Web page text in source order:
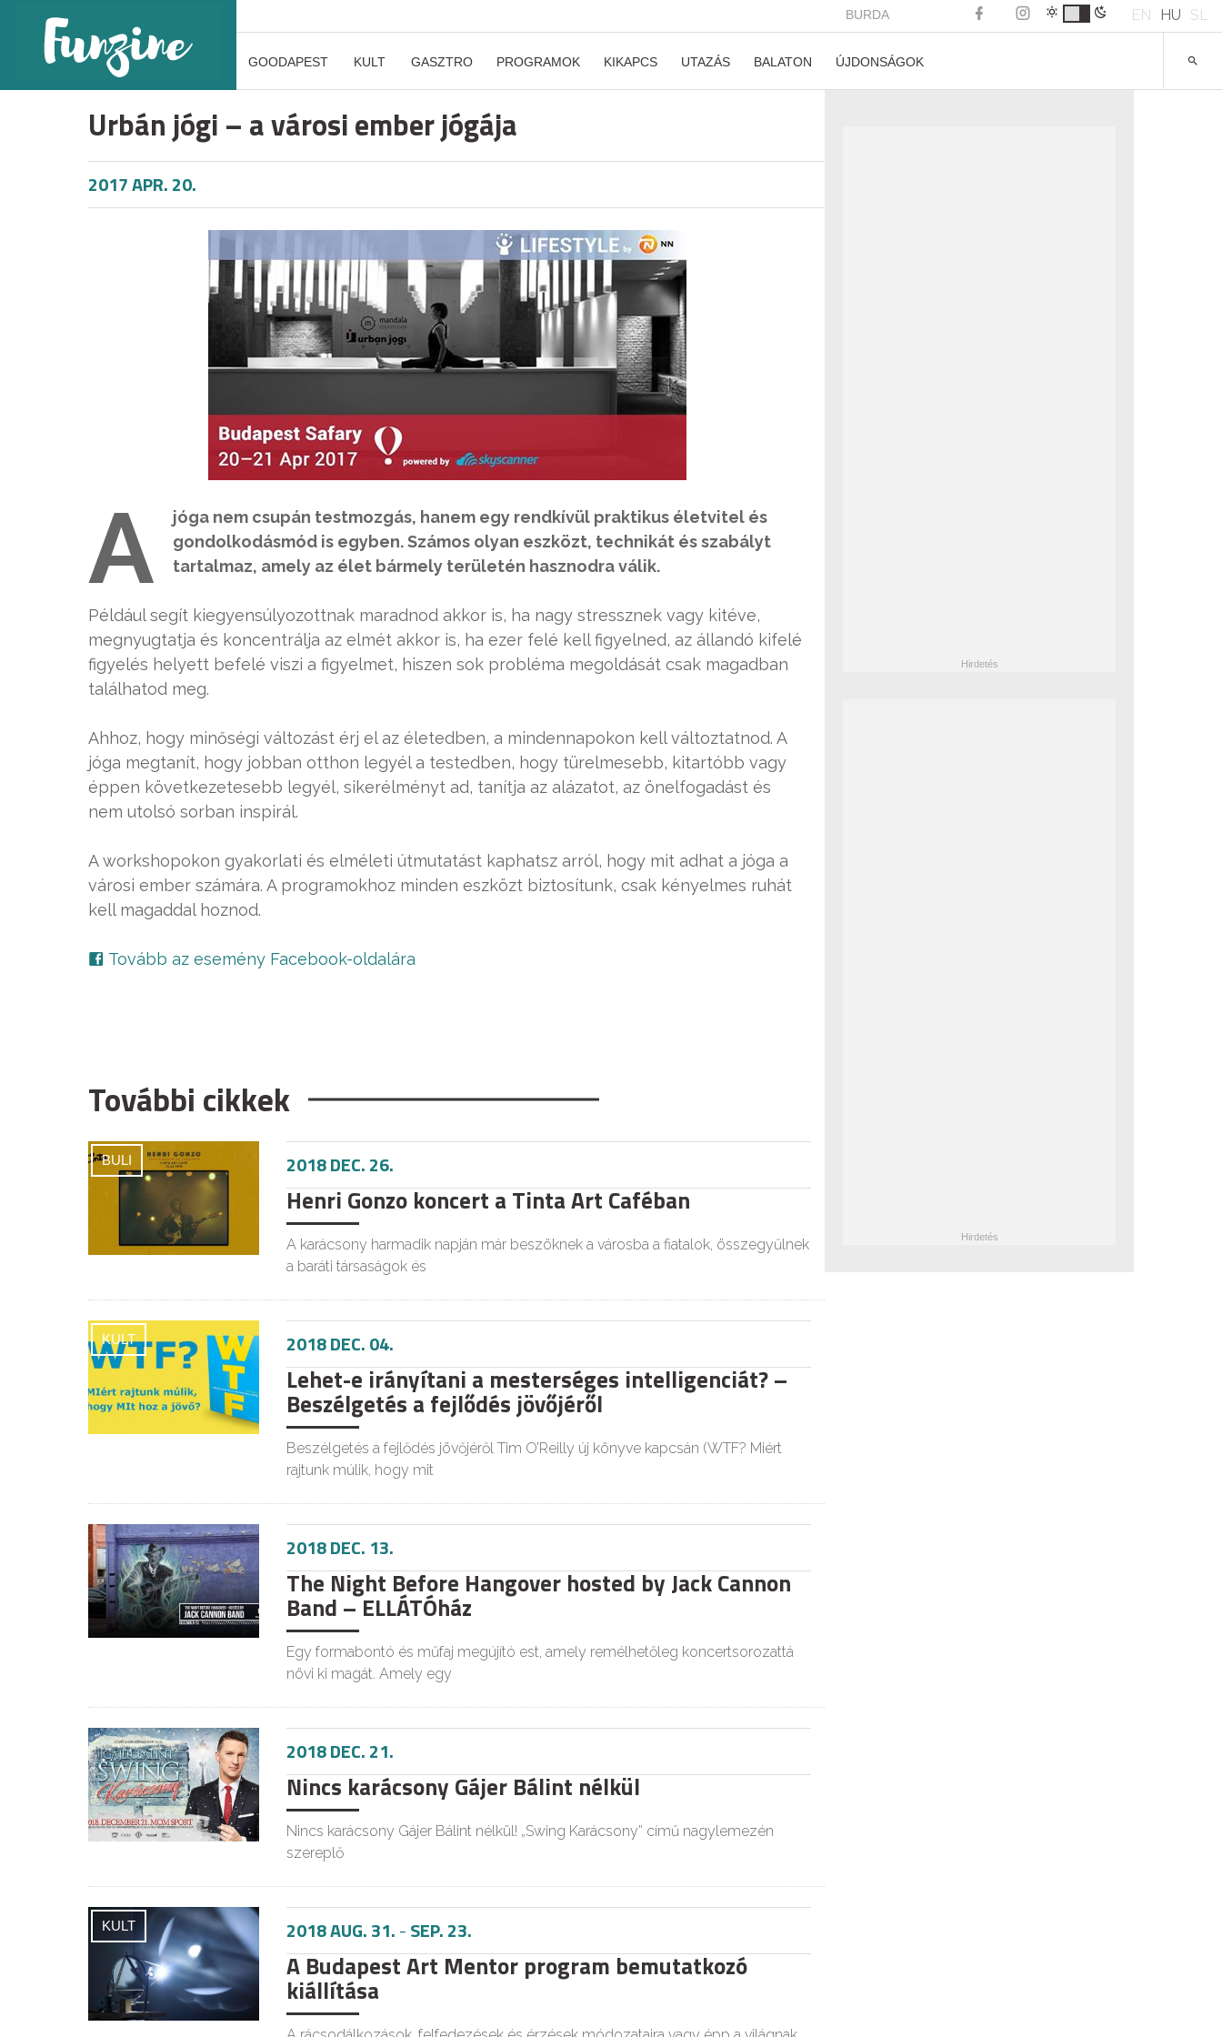
BURDA EN HU SL
GOODAPEST KULT GASZTRO PROGRAMOK KIKAPCS UTAZÁS BALATON ÚJDONSÁGOK
Urbán jógi – a városi ember jógája
2017 APR. 20.
A
jóga nem csupán testmozgás, hanem egy rendkívül praktikus életvitel és
gondolkodásmód is egyben. Számos olyan eszközt, technikát és szabályt
tartalmaz, amely az élet bármely területén hasznodra válik.
Például segít kiegyensúlyozottnak maradnod akkor is, ha nagy stressznek vagy kitéve,
megnyugtatja és koncentrálja az elmét akkor is, ha ezer felé kell figyelned, az állandó kifelé
figyelés helyett befelé viszi a figyelmet, hiszen sok probléma megoldását csak magadban
találhatod meg.
Ahhoz, hogy minőségi változást érj el az életedben, a mindennapokon kell változtatnod. A
jóga megtanít, hogy jobban otthon legyél a testedben, hogy türelmesebb, kitartóbb vagy
éppen következetesebb legyél, sikerélményt ad, tanítja az alázatot, az önelfogadást és
nem utolsó sorban inspirál.
A workshopokon gyakorlati és elméleti útmutatást kaphatsz arról, hogy mit adhat a jóga a
városi ember számára. A programokhoz minden eszközt biztosítunk, csak kényelmes ruhát
kell magaddal hoznod.
Tovább az esemény Facebook-oldalára
További cikkek
BULI 2018 DEC. 26.
Henri Gonzo koncert a Tinta Art Caféban
A karácsony harmadik napján már beszöknek a városba a fiatalok, összegyűlnek
a baráti társaságok és
KULT 2018 DEC. 04.
Lehet-e irányítani a mesterséges intelligenciát? –
Beszélgetés a fejlődés jövőjéről
Beszélgetés a fejlődés jövőjéről Tim O’Reilly új könyve kapcsán (WTF? Miért
rajtunk múlik, hogy mit
2018 DEC. 13.
The Night Before Hangover hosted by Jack Cannon
Band – ELLÁTÓház
Egy formabontó és műfaj megújító est, amely remélhetőleg koncertsorozattá
növi ki magát. Amely egy
2018 DEC. 21.
Nincs karácsony Gájer Bálint nélkül
Nincs karácsony Gájer Bálint nélkül! „Swing Karácsony” című nagylemezén
szereplő
KULT 2018 AUG. 31.-SEP. 23.
A Budapest Art Mentor program bemutatkozó
kiállítása